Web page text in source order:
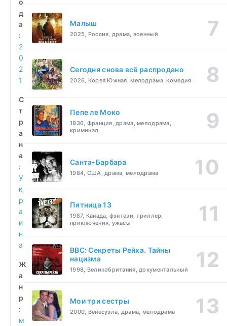
д
а
:
2
0
2
1
С
т
р
а
н
а
:
У
к
р
а
и
н
а
Ж
а
н
р
:
м
Малыш
2025, Россия, драма, военный
Сегодня снова всё распродано
2026, Корея Южная, мелодрама, комедия
Пепе ле Моко
1936, Франция, драма, мелодрама,
криминал
Санта-Барбара
1984, США, драма, мелодрама
Пятница 13
1987, Канада, фэнтези, триллер,
приключения, ужасы
BBC: Секреты Рейха. Тайны
нацизма
1998, Великобритания, документальный
Мои три сестры
2000, Венесуэла, драма, мелодрама